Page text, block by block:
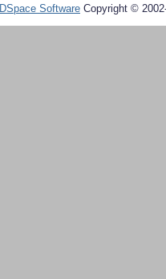
DSpace Software Copyright ©